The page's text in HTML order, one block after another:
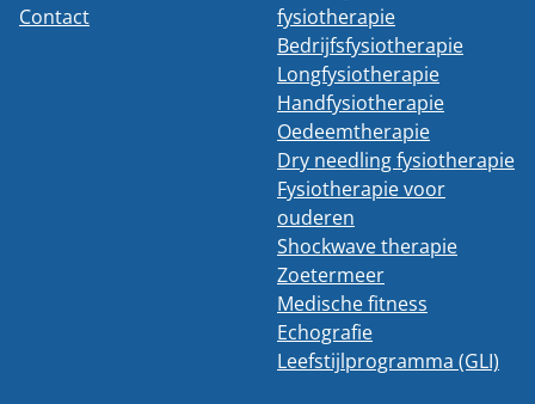
Contact
fysiotherapie
Bedrijfsfysiotherapie
Longfysiotherapie
Handfysiotherapie
Oedeemtherapie
Dry needling fysiotherapie
Fysiotherapie voor
ouderen
Shockwave therapie
Zoetermeer
Medische fitness
Echografie
Leefstijlprogramma (GLI)